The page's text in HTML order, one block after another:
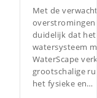
Met de
duidelijk dat
watersysteem
WaterScape
grootschalige
het fysieke en…